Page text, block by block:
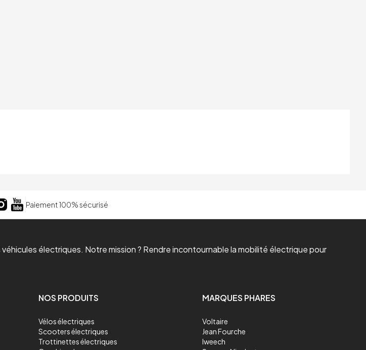
Paiement 100% sécurisé
électriques. Notre mission ? Rendre incontournable la mobilité électrique pour
NOS PRODUITS
Vélos électriques
Scooters électriques
Trottinettes électriques
MARQUES PHARES
Voltaire
Jean Fourche
Iweech